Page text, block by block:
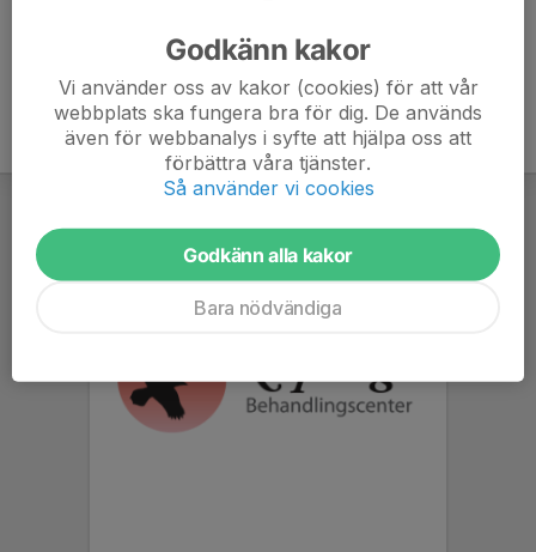
Godkänn kakor
Vi använder oss av kakor (cookies) för att vår
webbplats ska fungera bra för dig. De används
även för webbanalys i syfte att hjälpa oss att
förbättra våra tjänster.
Så använder vi cookies
Godkänn alla kakor
Bara nödvändiga